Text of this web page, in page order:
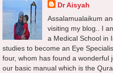
Dr Aisyah
Assalamualaikum
visiting my blog.. I
a Medical School in
studies to become an Eye
four, whom has found a wonderful
our basic manual which is the